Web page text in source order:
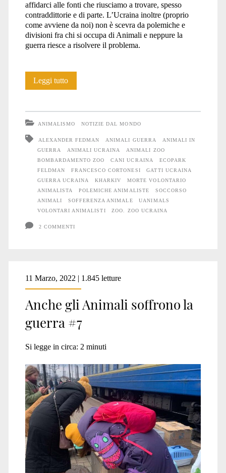
affidarci alle fonti che riusciamo a trovare, spesso
contraddittorie e di parte. L’Ucraina inoltre (proprio
come avviene da noi) non è scevra da polemiche e
divisioni fra chi si occupa di Animali e neppure la
guerra riesce a risolvere il problema.
Leggi tuttoAnche
la
guerra
#
11
ANIMALISMO NOTIZIE DAL MONDO
ALEXANDER FEDMAN ANIMALI GUERRA
ANIMALI IN
GUERRA
ANIMALI UCRAINA
ANIMALI ZOO
BOMBARDAMENTO ZOO
CANI UCRAINA
ECOPARK
FELDMAN
FRANCESCO CORTONESI
GATTI UCRAINA
GUERRA UCRAINA
KHARKIV
MORTE VOLONTARIO
ANIMALISTA
POLEMICHE ANIMALISTE
SOCCORSO
ANIMALI
SOFFERENZA ANIMALE
UANIMALS
VOLONTARI ANIMALISTI
ZOO. ZOO UCRAINA
2 COMMENTI
11 Marzo, 2022 | 1.845 letture
Anche gli Animali soffrono la
guerra #7
Si legge in circa: 2 minuti